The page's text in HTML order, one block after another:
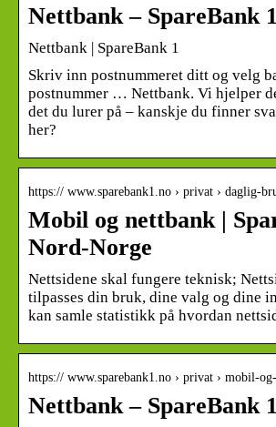
Nettbank – SpareBank 1
Nettbank | SpareBank 1
Skriv inn postnummeret ditt og velg
postnummer … Nettbank. Vi hjelper
det du lurer på – kanskje du finner
her?
https:// www.sparebank1.no › privat › daglig-
Mobil og nettbank |
Nord-Norge
Nettsidene skal fungere teknisk;
tilpasses din bruk, dine valg og dine
kan samle statistikk på hvordan
https:// www.sparebank1.no › privat › mobil-
Nettbank – SpareBank 1